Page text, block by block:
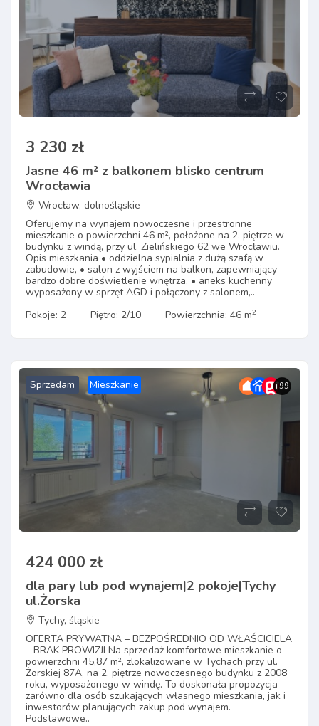
3 230 zł
Jasne 46 m² z balkonem blisko centrum
Wrocławia
Wrocław, dolnośląskie
Oferujemy na wynajem nowoczesne i przestronne
mieszkanie o powierzchni 46 m², położone na 2. piętrze w
budynku z windą, przy ul. Zielińskiego 62 we Wrocławiu.
Opis mieszkania • oddzielna sypialnia z dużą szafą w
zabudowie, • salon z wyjściem na balkon, zapewniający
bardzo dobre doświetlenie wnętrza, • aneks kuchenny
wyposażony w sprzęt AGD i połączony z salonem,..
Pokoje: 2
Piętro: 2/10 Powierzchnia: 46 m2
Sprzedam Mieszkanie +99
424 000 zł
dla pary lub pod wynajem|2 pokoje|Tychy
ul.Żorska
Tychy, śląskie
OFERTA PRYWATNA – BEZPOŚREDNIO OD WŁAŚCICIELA
– BRAK PROWIZJI Na sprzedaż komfortowe mieszkanie o
powierzchni 45,87 m², zlokalizowane w Tychach przy ul.
Żorskiej 87A, na 2. piętrze nowoczesnego budynku z 2008
roku, wyposażonego w windę. To doskonała propozycja
zarówno dla osób szukających własnego mieszkania, jak i
inwestorów planujących zakup pod wynajem.
Podstawowe..